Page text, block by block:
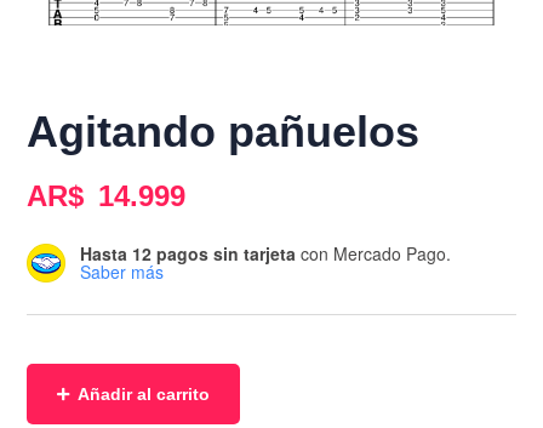
Agitando pañuelos
AR$ 14.999
Hasta 12 pagos sin tarjeta con Mercado Pago.
Saber más
Añadir al carrito